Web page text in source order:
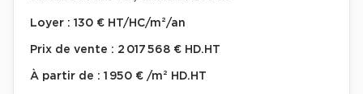
Loyer : 130 € HT/HC/m²/an
Prix de vente : 2 017 568 € HD.HT
À partir de : 1 950 € /m² HD.HT